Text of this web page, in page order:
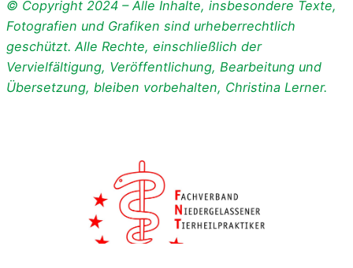
© Copyright 2024 – Alle Inhalte, insbesondere Texte,
Fotografien und Grafiken sind urheberrechtlich
geschützt. Alle Rechte, einschließlich der
Vervielfältigung, Veröffentlichung, Bearbeitung und
Übersetzung, bleiben vorbehalten, Christina Lerner.